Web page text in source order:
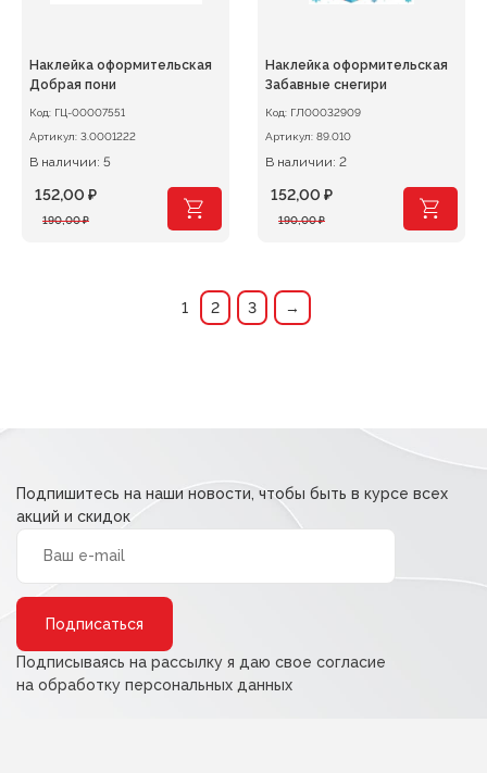
Наклейка оформительская
Добрая пони
Код: ГЦ-00007551
Артикул: 3.0001222
В наличии: 5
190,00₽
Первоначальная
152,00 ₽
Текущая
Наклейка оформительская
Забавные снегири
Код: ГЛ00032909
Артикул: 89.010
В наличии: 2
190,00₽
Первоначальная
190,00 ₽.
152,00 ₽
Текущая
1 2 3 →
Подпишитесь на наши новости, чтобы быть в курсе всех
акций и скидок
Подписываясь на рассылку я даю свое согласие
на обработку персональных данных